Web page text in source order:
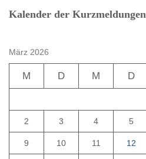
Kalender der Kurzmeldungen
März 2026
M D M D
2 3 4 5
9 10 11 12